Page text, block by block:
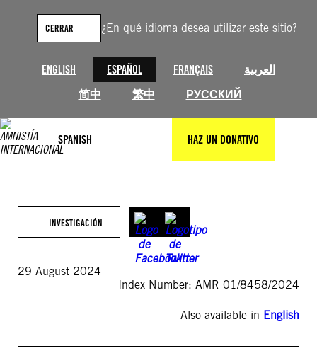
¿En qué idioma desea utilizar este sitio?
ENGLISH ESPAÑOL FRANÇAIS
العربية
简中
繁中 РУССКИЙ
CERRAR
SPANISH HAZ UN DONATIVO
contenido
INVESTIGACIÓN
29 August 2024
Index Number: AMR 01/8458/2024
Also available in English